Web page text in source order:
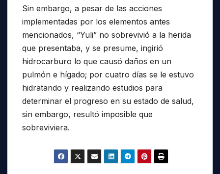
Sin embargo, a pesar de las acciones
implementadas por los elementos antes
mencionados, “Yuli” no sobrevivió a la herida
que presentaba, y se presume, ingirió
hidrocarburo lo que causó daños en un
pulmón e hígado; por cuatro días se le estuvo
hidratando y realizando estudios para
determinar el progreso en su estado de salud,
sin embargo, resultó imposible que
sobreviviera.